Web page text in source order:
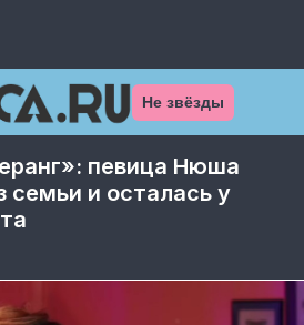
Не звёзды
певица Нюша
семьи и осталась у